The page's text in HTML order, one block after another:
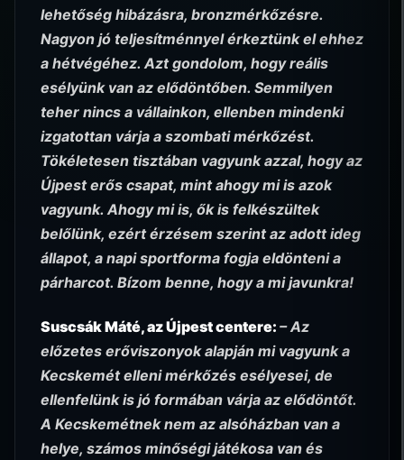
lehetőség hibázásra, bronzmérkőzésre.
Nagyon jó teljesítménnyel érkeztünk el ehhez
a hétvégéhez. Azt gondolom, hogy reális
esélyünk van az elődöntőben. Semmilyen
teher nincs a vállainkon, ellenben mindenki
izgatottan várja a szombati mérkőzést.
Tökéletesen tisztában vagyunk azzal, hogy az
Újpest erős csapat, mint ahogy mi is azok
vagyunk. Ahogy mi is, ők is felkészültek
belőlünk, ezért érzésem szerint az adott ideg
állapot, a napi sportforma fogja eldönteni a
párharcot. Bízom benne, hogy a mi javunkra!
Suscsák Máté, az Újpest centere: – Az
előzetes erőviszonyok alapján mi vagyunk a
Kecskemét elleni mérkőzés esélyesei, de
ellenfelünk is jó formában várja az elődöntőt.
A Kecskemétnek nem az alsóházban van a
helye, számos minőségi játékosa van és